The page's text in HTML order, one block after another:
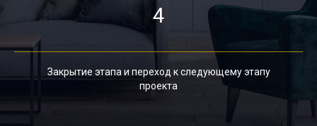
4
Закрытие этапа и переход к следующему этапу
проекта